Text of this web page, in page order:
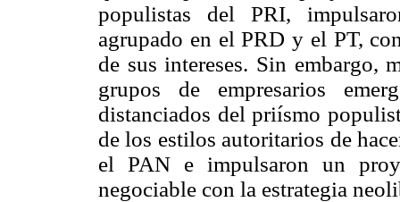
populistas del PRI,
agrupado en el PRD y el PT,
de sus intereses. Sin embargo,
grupos de empresarios
distanciados del priísmo
de los estilos autoritarios de
el PAN e impulsaron un
negociable con la estrategia